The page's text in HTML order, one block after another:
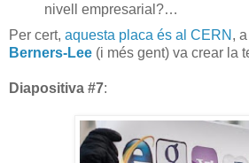
nivell empresarial?…
Per cert, aquesta placa és al CERN ,
Berners-Lee (i més gent) va crear la
Diapositiva #7: